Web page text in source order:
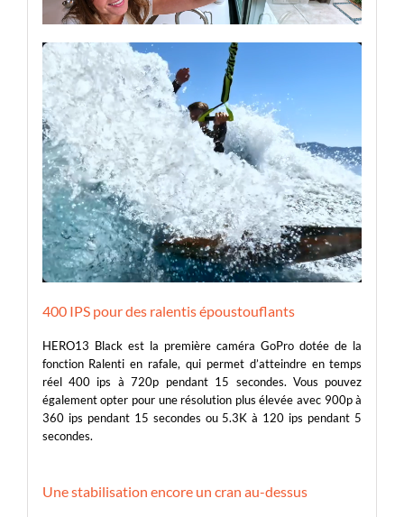
400 IPS pour des ralentis époustouflants
HERO13 Black est la première caméra GoPro dotée de la
fonction Ralenti en rafale, qui permet d’atteindre en temps
réel 400 ips à 720p pendant 15 secondes. Vous pouvez
également opter pour une résolution plus élevée avec 900p à
360 ips pendant 15 secondes ou 5.3K à 120 ips pendant 5
secondes.
Une stabilisation encore un cran au-dessus